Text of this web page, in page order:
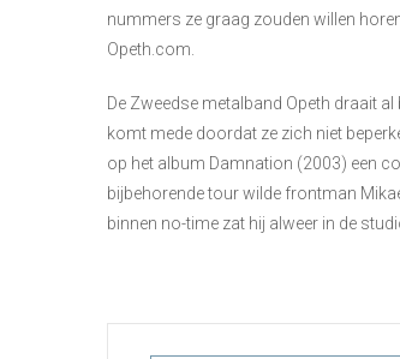
nummers ze graag zouden willen
Opeth.com.
De Zweedse metalband Opeth draait
komt mede doordat ze zich niet
op het album Damnation (2003) een
bijbehorende tour wilde frontman
binnen no-time zat hij alweer in de